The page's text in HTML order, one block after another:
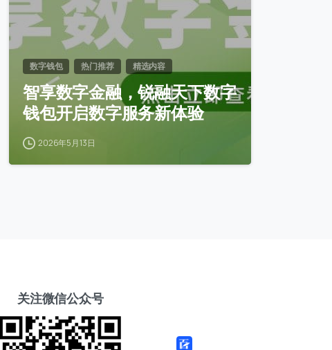
数字钱包 热门推荐 精选内容
智享数字金融，锐融天下数字
钱包开启数字服务新体验
2026年5月13日
关注微信公众号